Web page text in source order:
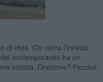
di vista. Chi cerca l’innesto
contemporaneo ha un
iniziata. Direzione? Peccioli,